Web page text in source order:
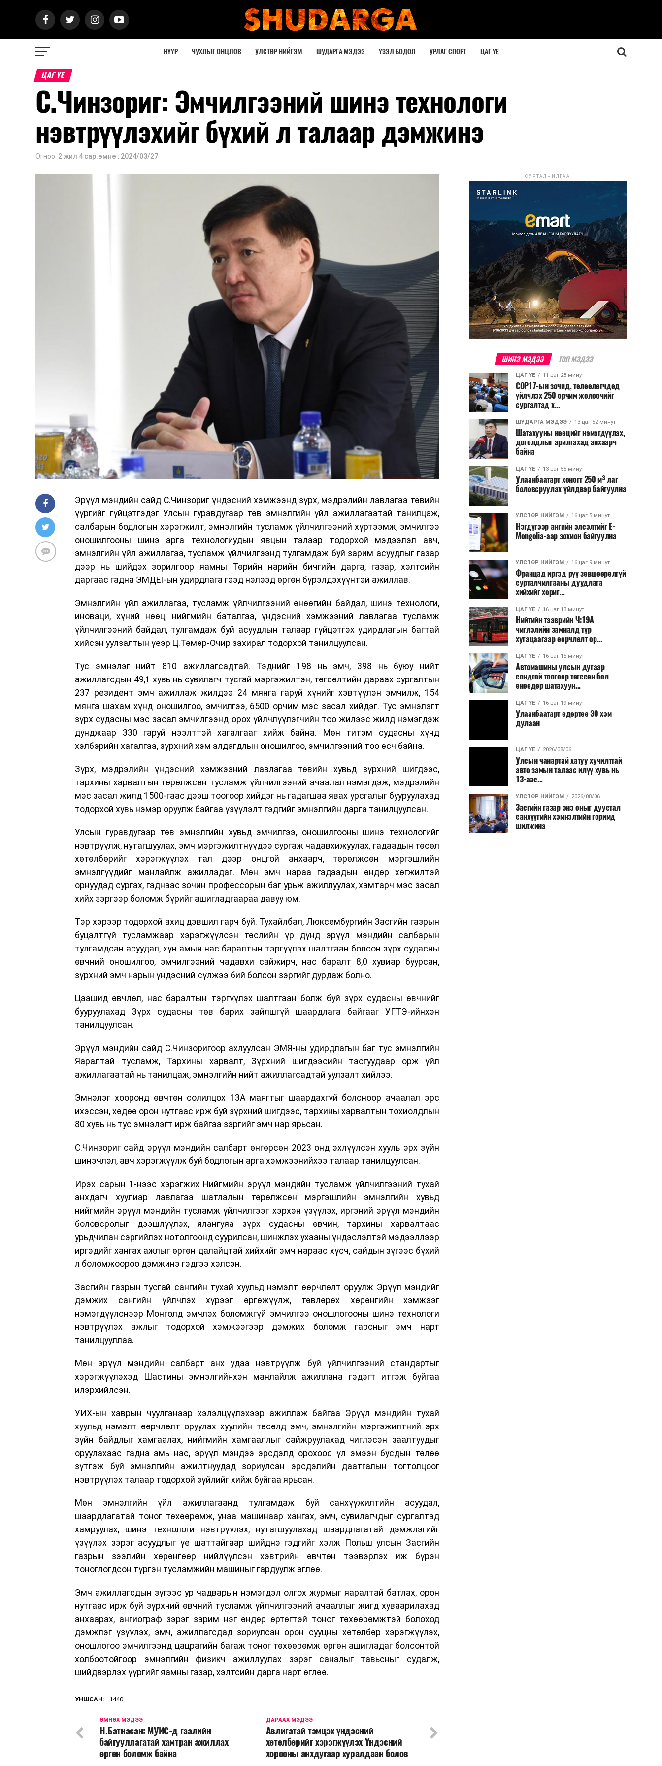
НҮҮР ЧУХЛЫГ ОНЦЛОВ УЛСТӨР НИЙГЭМ ШУДАРГА МЭДЭЭ ҮЗЭЛ БОДОЛ УРЛАГ СПОРТ ЦАГ ҮЕ
ЦАГ ҮЕ
С.Чинзориг: Эмчилгээний шинэ технологи
нэвтрүүлэхийг бүхий л талаар дэмжинэ
Огноо: 2 жил 4 сар.өмнө , 2024/03/27
Эрүүл мэндийн сайд С.Чинзориг үндэсний хэмжээнд зүрх, мэдрэлийн лавлагаа төвийн
үүргийг гүйцэтгэдэг Улсын гуравдугаар төв эмнэлгийн үйл ажиллагаатай танилцаж,
салбарын бодлогын хэрэгжилт, эмнэлгийн тусламж үйлчилгээний хүртээмж, эмчилгээ
оношилгооны шинэ арга технологиудын явцын талаар тодорхой мэдээлэл авч,
эмнэлгийн үйл ажиллагаа, тусламж үйлчилгээнд тулгамдаж буй зарим асуудлыг газар
дээр нь шийдэх зорилгоор яамны Төрийн нарийн бичгийн дарга, газар, хэлтсийн
даргаас гадна ЭМДЕГ-ын удирдлага гээд нэлээд өргөн бүрэлдэхүүнтэй ажиллав.
Эмнэлгийн үйл ажиллагаа, тусламж үйлчилгээний өнөөгийн байдал, шинэ технологи,
иноваци, хүний нөөц, нийгмийн баталгаа, үндэсний хэмжээний лавлагаа тусламж
үйлчилгээний байдал, тулгамдаж буй асуудлын талаар гүйцэтгэх удирдлагын багтай
хийсэн уулзалтын үеэр Ц.Төмөр-Очир захирал тодорхой танилцуулсан.
Тус эмнэлэг нийт 810 ажиллагсадтай. Тэднийг 198 нь эмч, 398 нь буюу нийт
ажиллагсдын 49,1 хувь нь сувилагч тусгай мэргэжилтэн, төгсөлтийн дараах сургалтын
237 резидент эмч ажиллаж жилдээ 24 мянга гаруй хүнийг хэвтүүлэн эмчилж, 154
мянга шахам хүнд оношилгоо, эмчилгээ, 6500 орчим мэс засал хийдэг. Тус эмнэлэгт
зүрх судасны мэс засал эмчилгээнд орох үйлчлүүлэгчийн тоо жилээс жилд нэмэгдэж
дунджаар 330 гаруй нээлттэй хагалгааг хийж байна. Мөн титэм судасны хүнд
хэлбэрийн хагалгаа, зүрхний хэм алдагдлын оношилгоо, эмчилгээний тоо өсч байна.
Зүрх, мэдрэлийн үндэсний хэмжээний лавлагаа төвийн хувьд зүрхний шигдээс,
тархины харвалтын төрөлжсөн тусламж үйлчилгээний ачаалал нэмэгдэж, мэдрэлийн
мэс засал жилд 1500-гаас дээш тоогоор хийдэг нь гадагшаа явах урсгалыг бууруулахад
тодорхой хувь нэмэр оруулж байгаа үзүүлэлт гэдгийг эмнэлгийн дарга танилцуулсан.
Улсын гуравдугаар төв эмнэлгийн хувьд эмчилгээ, оношилгооны шинэ технологийг
нэвтрүүлж, нутагшуулах, эмч мэргэжилтнүүдээ сургаж чадавхижуулах, гадаадын төсөл
хөтөлбөрийг хэрэгжүүлэх тал дээр онцгой анхаарч, төрөлжсөн мэргэшлийн
эмнэлгүүдийг манлайлж ажилладаг. Мөн эмч нараа гадаадын өндөр хөгжилтэй
орнуудад сургах, гаднаас зочин профессорын баг урьж ажиллуулах, хамтарч мэс засал
хийх зэргээр боломж бүрийг ашигладгаараа давуу юм.
Тэр хэрээр тодорхой ахиц дэвшил гарч буй. Тухайлбал, Люксембургийн Засгийн газрын
буцалтгүй тусламжаар хэрэгжүүлсэн төслийн үр дүнд эрүүл мэндийн салбарын
тулгамдсан асуудал, хүн амын нас баралтын тэргүүлэх шалтгаан болсон зүрх судасны
өвчний оношилгоо, эмчилгээний чадавхи сайжирч, нас баралт 8,0 хувиар буурсан,
зүрхний эмч нарын үндэсний сүлжээ бий болсон зэргийг дурдаж болно.
Цаашид өвчлөл, нас баралтын тэргүүлэх шалтгаан болж буй зүрх судасны өвчнийг
бууруулахад Зүрх судасны төв барих зайлшгүй шаардлага байгааг УГТЭ-ийнхэн
танилцуулсан.
Эрүүл мэндийн сайд С.Чинзоригоор ахлуулсан ЭМЯ-ны удирдлагын баг тус эмнэлгийн
Яаралтай тусламж, Тархины харвалт, Зүрхний шигдээсийн тасгуудаар орж үйл
ажиллагаатай нь танилцаж, эмнэлгийн нийт ажиллагсадтай уулзалт хийлээ.
Эмнэлэг хооронд өвчтөн солилцох 13А маягтыг шаардахгүй болсноор ачаалал эрс
ихэссэн, хөдөө орон нутгаас ирж буй зүрхний шигдээс, тархины харвалтын тохиолдлын
80 хувь нь тус эмнэлэгт ирж байгаа зэргийг эмч нар ярьсан.
С.Чинзориг сайд эрүүл мэндийн салбарт өнгөрсөн 2023 онд эхлүүлсэн хууль эрх зүйн
шинэчлэл, авч хэрэгжүүлж буй бодлогын арга хэмжээнийхээ талаар танилцуулсан.
Ирэх сарын 1-нээс хэрэгжих Нийгмийн эрүүл мэндийн тусламж үйлчилгээний тухай
анхдагч хуулиар лавлагаа шатлалын төрөлжсөн мэргэшлийн эмнэлгийн хувьд
нийгмийн эрүүл мэндийн тусламж үйлчилгээг хэрхэн үзүүлэх, иргэний эрүүл мэндийн
боловсролыг дээшлүүлэх, ялангуяа зүрх судасны өвчин, тархины харвалтаас
урьдчилан сэргийлэх нотолгоонд суурилсан, шинжлэх ухааны үндэслэлтэй мэдээллээр
иргэдийг хангах ажлыг өргөн далайцтай хийхийг эмч нараас хүсч, сайдын зүгээс бүхий
л боломжоороо дэмжинэ гэдгээ хэлсэн.
Засгийн газрын тусгай сангийн тухай хуульд нэмэлт өөрчлөлт оруулж Эрүүл мэндийг
дэмжих сангийн үйлчлэх хүрээг өргөжүүлж, төвлөрөх хөрөнгийн хэмжээг
нэмэгдүүлснээр Монголд эмчлэх боломжгүй эмчилгээ оношлогооны шинэ технологи
нэвтрүүлэх ажлыг тодорхой хэмжээгээр дэмжих боломж гарсныг эмч нарт
танилцууллаа.
Мөн эрүүл мэндийн салбарт анх удаа нэвтрүүлж буй үйлчилгээний стандартыг
хэрэгжүүлэхэд Шастины эмнэлгийнхэн манлайлж ажиллана гэдэгт итгэж буйгаа
илэрхийлсэн.
УИХ-ын хаврын чуулганаар хэлэлцүүлэхээр ажиллаж байгаа Эрүүл мэндийн тухай
хуульд нэмэлт өөрчлөлт оруулах хуулийн төсөлд эмч, эмнэлгийн мэргэжилтний эрх
зүйн байдлыг хамгаалах, нийгмийн хамгааллыг сайжруулахад чиглэсэн заалтуудыг
оруулахаас гадна амь нас, эрүүл мэндээ эрсдэлд орохоос үл эмээн бусдын төлөө
зүтгэж буй эмнэлгийн ажилтнуудад зориулсан эрсдэлийн даатгалын тогтолцоог
нэвтрүүлэх талаар тодорхой зүйлийг хийж буйгаа ярьсан.
Мөн эмнэлгийн үйл ажиллагаанд тулгамдаж буй санхүүжилтийн асуудал,
шаардлагатай тоног төхөөрөмж, унаа машинаар хангах, эмч, сувилагчдыг сургалтад
хамруулах, шинэ технологи нэвтрүүлэх, нутагшуулахад шаардлагатай дэмжлэгийг
үзүүлэх зэрэг асуудлыг үе шаттайгаар шийднэ гэдгийг хэлж Польш улсын Засгийн
газрын зээлийн хөрөнгөөр нийлүүлсэн хэвтрийн өвчтөн тээвэрлэх иж бүрэн
тоноглогдсон түргэн тусламжийн машиныг гардуулж өглөө.
Эмч ажиллагсдын зүгээс ур чадварын нэмэгдэл олгох журмыг яаралтай батлах, орон
нутгаас ирж буй зүрхний өвчний тусламж үйлчилгээний ачааллыг жигд хуваарилахад
анхаарах, ангиограф зэрэг зарим нэг өндөр өртөгтэй тоног төхөөрөмжтэй болоход
дэмжлэг үзүүлэх, эмч, ажиллагсдад зориулсан орон сууцны хөтөлбөр хэрэгжүүлэх,
оношлогоо эмчилгээнд цацрагийн багаж тоног төхөөрөмж өргөн ашигладаг болсонтой
холбоотойгоор эмнэлгийн физикч ажиллуулах зэрэг саналыг тавьсныг судалж,
шийдвэрлэх үүргийг яамны газар, хэлтсийн дарга нарт өглөө.
УНШСАН: 1440
ДАРААХ МЭДЭЭ
Авлигатай тэмцэх үндэсний
хөтөлбөрийг хэрэгжүүлэх Үндэсний
хорооны анхдугаар хуралдаан болов
ӨМНӨХ МЭДЭЭ
Н.Батнасан: МУИС-д гаалийн
байгууллагатай хамтран ажиллах
өргөн боломж байна
СУРТАЛЧИЛГАА
ШИНЭ МЭДЭЭ ТОП МЭДЭЭ
ЦАГ ҮЕ 11 цаг 28 минут
COP17-ын зочид, төлөөлөгчдөд
үйлчлэх 250 орчим жолоочийг
сургалтад х...
ШУДАРГА МЭДЭЭ 13 цаг 52 минут
Шатахууны нөөцийг нэмэгдүүлэх,
доголдлыг арилгахад анхаарч
байна
ЦАГ ҮЕ 13 цаг 55 минут
Улаанбаатарт хоногт 250 м³ лаг
боловсруулах үйлдвэр байгуулна
УЛСТӨР НИЙГЭМ 16 цаг 5 минут
Нэгдүгээр ангийн элсэлтийг E-
Mongolia-аар зохион байгуулна
УЛСТӨР НИЙГЭМ 16 цаг 9 минут
Францад иргэд рүү зөвшөөрөлгүй
сурталчилгааны дуудлага
хийхийг хориг...
ЦАГ ҮЕ 16 цаг 13 минут
Нийтийн тээврийн Ч:19А
чиглэлийн замналд түр
хугацаагаар өөрчлөлт ор...
ЦАГ ҮЕ 16 цаг 15 минут
Автомашины улсын дугаар
сондгой тоогоор төгссөн бол
өнөөдөр шатахуун...
ЦАГ ҮЕ 16 цаг 19 минут
Улаанбаатарт өдөртөө 30 хэм
дулаан
ЦАГ ҮЕ 2026/08/06
Улсын чанартай хатуу хучилттай
авто замын талаас илүү хувь нь
13-аас...
УЛСТӨР НИЙГЭМ 2026/08/06
Засгийн газар энэ оныг дуустал
санхүүгийн хэмнэлтийн горимд
шилжинэ